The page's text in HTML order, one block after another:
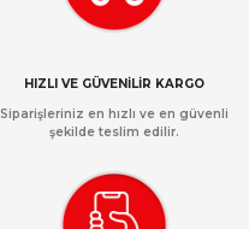
HIZLI VE GÜVENİLİR KARGO
Siparişleriniz en hızlı ve en güvenli
şekilde teslim edilir.